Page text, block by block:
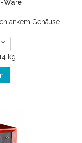
Ware
Gehäuse
kg